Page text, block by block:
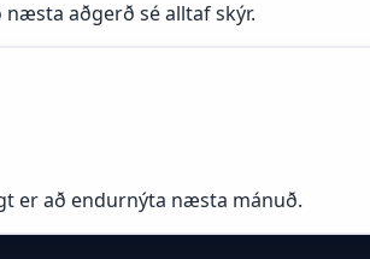
aðgerð sé alltaf skýr.
er að endurnýta næsta mánuð.